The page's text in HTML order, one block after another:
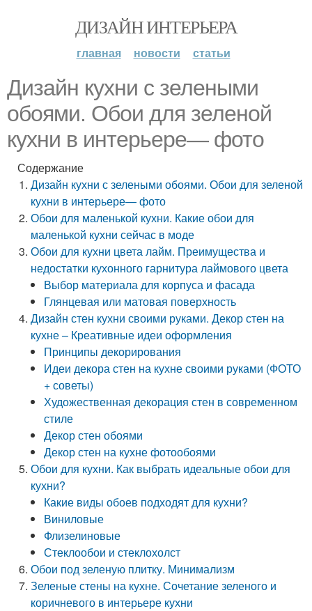
ДИЗАЙН ИНТЕРЬЕРА
главная новости статьи
Дизайн кухни с зелеными
обоями. Обои для зеленой
кухни в интерьере— фото
Содержание
Дизайн кухни с зелеными обоями. Обои для зеленой
кухни в интерьере— фото
Обои для маленькой кухни. Какие обои для
маленькой кухни сейчас в моде
Обои для кухни цвета лайм. Преимущества и
недостатки кухонного гарнитура лаймового цвета
Выбор материала для корпуса и фасада
Глянцевая или матовая поверхность
Дизайн стен кухни своими руками. Декор стен на
кухне – Креативные идеи оформления
Принципы декорирования
Идеи декора стен на кухне своими руками (ФОТО
+ советы)
Художественная декорация стен в современном
стиле
Декор стен обоями
Декор стен на кухне фотообоями
Обои для кухни. Как выбрать идеальные обои для
кухни?
Какие виды обоев подходят для кухни?
Виниловые
Флизелиновые
Стеклообои и стеклохолст
Обои под зеленую плитку. Минимализм
Зеленые стены на кухне. Сочетание зеленого и
коричневого в интерьере кухни